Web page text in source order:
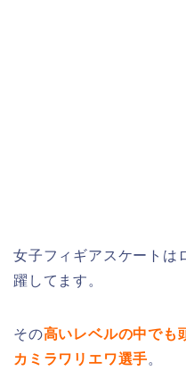
女子フィギアスケートは
躍してます。
その高いレベルの中でも
カミラワリエワ選手。